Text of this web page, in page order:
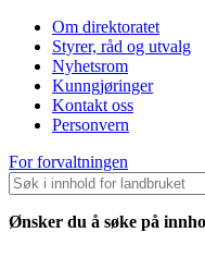
Om direktoratet
Styrer, råd og utvalg
Nyhetsrom
Kunngjøringer
Kontakt oss
Personvern
For forvaltningen
Ønsker du å søke på